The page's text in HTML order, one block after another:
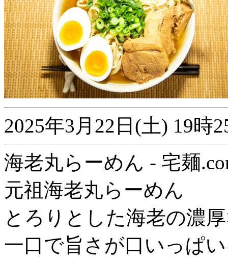
2025年3月22日(土) 19時
海老丸らーめん - 宅麺
元祖海老丸らーめん
とろりとした海老の濃
一口で旨さが口いっぱ